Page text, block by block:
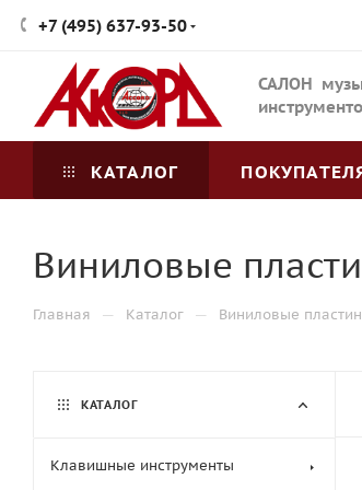
+7 (495) 637-93-50
САЛОН
КАТАЛОГ
Виниловые
Главная — Каталог — Виниловые
КАТАЛОГ
Клавишные инструменты